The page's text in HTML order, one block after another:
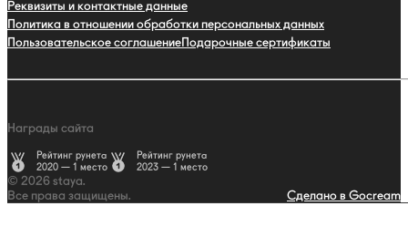
Реквизиты и контактные данные
Политика в отношении обработки персональных данных
Пользовательское соглашениеПодарочные сертификаты
Награды сайта
Рейтинг рунета
2020 — 1 место
Рейтинг рунета
2023 — 1 место
© 2026 staya.
Все права защищены.
Сделано в Gocream